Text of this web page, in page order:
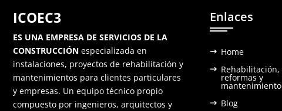
ICOEC3
ES UNA EMPRESA DE SERVICIOS DE LA
CONSTRUCCIÓN especializada en
instalaciones, proyectos de rehabilitación y
mantenimientos para clientes particulares
y empresas. Un equipo técnico propio
compuesto por ingenieros, arquitectos y
Enlaces
Home
Rehabilitación,
reformas y
mantenimiento
Blog